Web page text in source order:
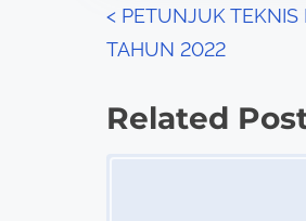
:
P
o
s
< PETUNJUK
TAHUN 2022
Related